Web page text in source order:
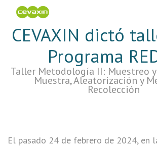
CEVAXIN dictó
Programa
Taller Metodología II: Muestreo
Muestra, Aleatorización y
Recolección
El pasado 24 de febrero de 2024, en